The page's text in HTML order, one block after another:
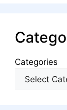
Categories